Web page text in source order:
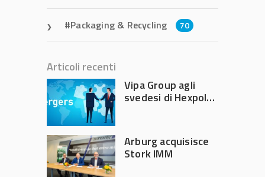
Packaging & Recycling 70
Articoli recenti
Vipa Group agli
svedesi di Hexpol
Arburg acquisisce
Stork IMM